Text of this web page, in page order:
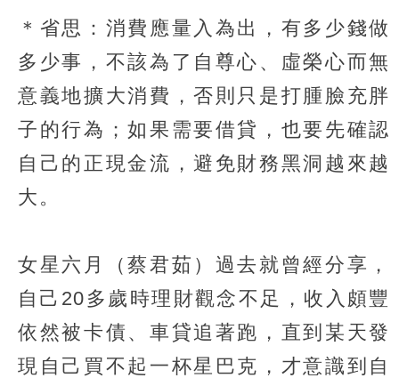
＊省思：消費應量入為出，有多少錢做
多少事，不該為了自尊心、虛榮心而無
意義地擴大消費，否則只是打腫臉充胖
子的行為；如果需要借貸，也要先確認
自己的正現金流，避免財務黑洞越來越
大。
女星六月（蔡君茹）過去就曾經分享，
自己20多歲時理財觀念不足，收入頗豐
依然被卡債、車貸追著跑，直到某天發
現自己買不起一杯星巴克，才意識到自